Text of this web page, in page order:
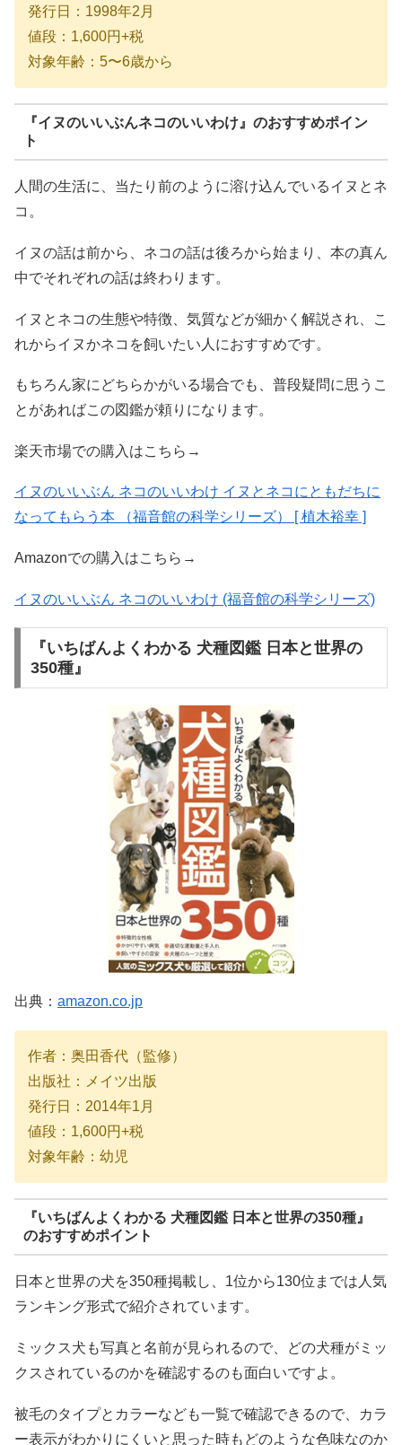
発行日：1998年2月
値段：1,600円+税
対象年齢：5〜6歳から
『イヌのいいぶんネコのいいわけ』のおすすめポイン
ト
人間の生活に、当たり前のように溶け込んでいるイヌとネ
コ。
イヌの話は前から、ネコの話は後ろから始まり、本の真ん
中でそれぞれの話は終わります。
イヌとネコの生態や特徴、気質などが細かく解説され、こ
れからイヌかネコを飼いたい人におすすめです。
もちろん家にどちらかがいる場合でも、普段疑問に思うこ
とがあればこの図鑑が頼りになります。
楽天市場での購入はこちら→
イヌのいいぶん ネコのいいわけ イヌとネコにともだちに
なってもらう本 （福音館の科学シリーズ） [ 植木裕幸 ]
Amazonでの購入はこちら→
イヌのいいぶん ネコのいいわけ (福音館の科学シリーズ)
『いちばんよくわかる 犬種図鑑 日本と世界の
350種』
出典： amazon.co.jp
作者：奥田香代（監修）
出版社：メイツ出版
発行日：2014年1月
値段：1,600円+税
対象年齢：幼児
『いちばんよくわかる 犬種図鑑 日本と世界の350種』
のおすすめポイント
日本と世界の犬を350種掲載し、1位から130位までは人気
ランキング形式で紹介されています。
ミックス犬も写真と名前が見られるので、どの犬種がミッ
クスされているのかを確認するのも面白いですよ。
被毛のタイプとカラーなども一覧で確認できるので、カラ
ー表示がわかりにくいと思った時もどのような色味なのか